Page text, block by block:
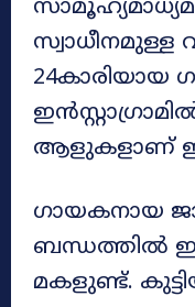
സ്വാധീനമുള്ള
24കാരിയായ
ആളുകളാണ്
ഗായകനായ
ബന്ധത്തിൽ
മകളുണ്ട്.